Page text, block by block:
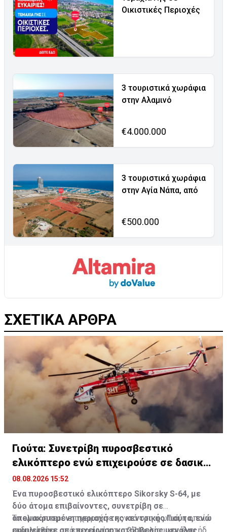
Οικιστικές Περιοχές
3 τουριστικά χωράφια
στην Αλαμινό
€4.000.000
3 τουριστικά χωράφια
στην Αγία Νάπα, από
€500.000
ΣΧΕΤΙΚΑ ΑΡΘΡΑ
Γιούτα: Συνετρίβη πυροσβεστικό
ελικόπτερο ενώ επιχειρούσε σε δασική
πυρκαγιά
08.08.2026 15:52
Ένα πυροσβεστικό ελικόπτερο Sikorsky S-64, με
δύο άτομα επιβαίνοντες, συνετρίβη σε
απομακρυσμένη περιοχή της κεντρικής Γιούτα, ενώ
συμμετείχε σε επιχείρηση κατάσβεσης μεγάλης
Το ελικόπτερο επιχειρούσε κοντά στη φωτιά, η οποία
εκδηλώθηκε από κεραυνό στις 27 Ιουλίου και έχει ήδη